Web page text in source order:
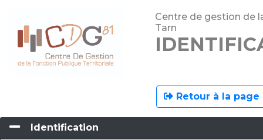
Centre de gestion de
Tarn
Retour à la
Identification